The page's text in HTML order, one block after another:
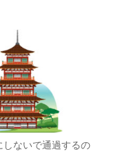
ないで通過するの